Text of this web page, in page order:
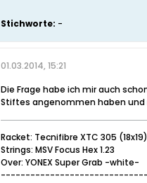
Stichworte: -
01.03.2014, 15:21
Die Frage habe ich mir auch
Stiftes angenommen haben
Racket: Tecnifibre XTC 305 (18x19)
Strings: MSV Focus Hex 1.23
Over: YONEX Super Grab -white-